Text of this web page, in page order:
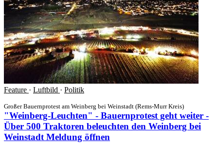
Feature · Luftbild · Politik
Großer Bauernprotest am Weinberg bei Weinstadt (Rems-Murr Kreis)
"Weinberg-Leuchten" - Bauernprotest geht weiter -
Über 500 Traktoren beleuchten den Weinberg bei
WeinstadtMeldung öffnen